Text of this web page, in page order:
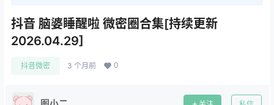
抖音 脑婆睡醒啦 微密圈合集[持续更新
2026.04.29]
抖音微密 3 个月前 0